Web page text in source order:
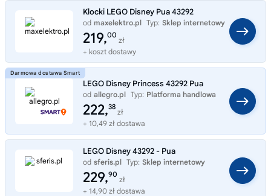
Klocki LEGO Disney Pua 43292
od maxelektro.pl Typ: Sklep internetowy
219,00
zł
+ koszt dostawy
LEGO Disney Princess 43292 Pua
od allegro.pl Typ: Platforma handlowa
222,38
zł
+ 10,49 zł dostawa
LEGO Disney 43292 - Pua
od sferis.pl Typ: Sklep internetowy
229,90
zł
+ 14,90 zł dostawa